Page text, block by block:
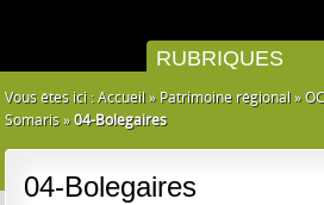
Vous êtes ici :Accueil » Patrimoine régional »
Somaris »04-Bolegaires
04-Bolegaires